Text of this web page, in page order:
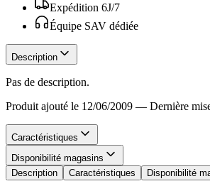
Expédition 6J/7
Équipe SAV dédiée
Description
Pas de description.
Produit ajouté le 12/06/2009 — Dernière
Caractéristiques
Disponibilité magasins
Description
Caractéristiques Disponibilité